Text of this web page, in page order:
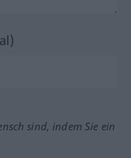
sind, indem Sie ein